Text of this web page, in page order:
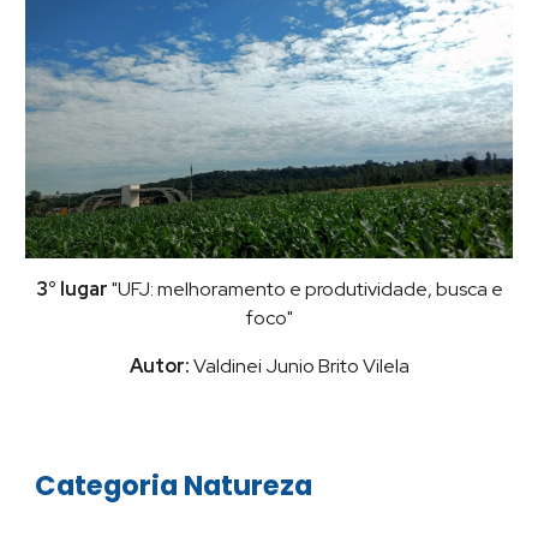
3° lugar"UFJ: melhoramento e produtividade, busca e
foco"
Autor:Valdinei Junio Brito Vilela
Categoria Natureza